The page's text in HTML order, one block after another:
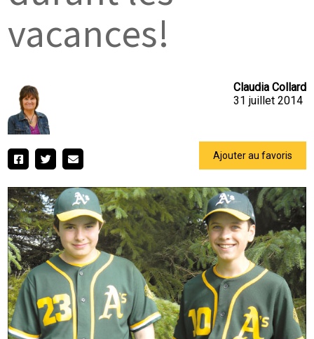
vacances!
Claudia Collard
31 juillet 2014
Ajouter au favoris